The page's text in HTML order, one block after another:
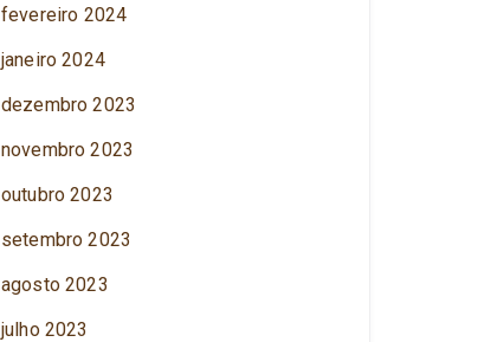
fevereiro 2024
janeiro 2024
dezembro 2023
novembro 2023
outubro 2023
setembro 2023
agosto 2023
julho 2023